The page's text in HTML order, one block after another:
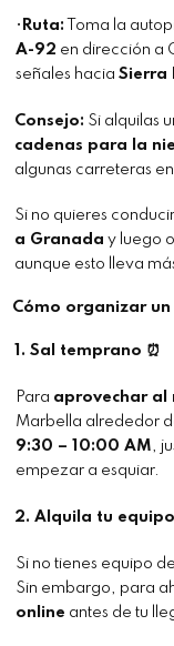
• Ruta: Toma la
A-92 en dirección a
señales hacia Sierra
Consejo: Si alquilas
cadenas para la
algunas carreteras en
Si no quieres
a Granada y luego
aunque esto lleva
Cómo organizar
1. Sal temprano ⏰
Para aprovechar al
Marbella alrededor
9:30 – 10:00 AM ,
empezar a esquiar.
2. Alquila tu
Si no tienes equipo
Sin embargo, para
online antes de tu